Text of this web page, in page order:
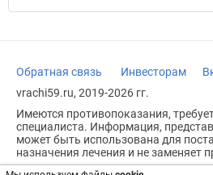
Обратная связь Инвесторам
vrachi59.ru, 2019-2026 гг.
Имеются противопоказания,
специалиста. Информация,
может быть использована для
назначения лечения и не заменяет